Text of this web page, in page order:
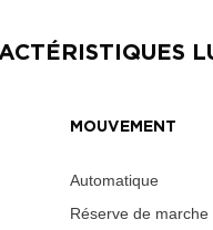
MOUVEMENT
Automatique
Réserve de marche